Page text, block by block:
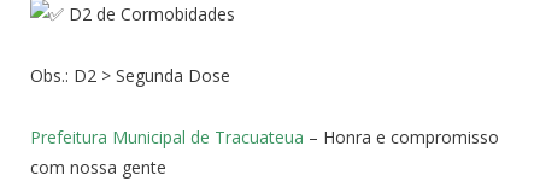
D2 de Cormobidades
Obs.: D2 > Segunda Dose
Prefeitura Municipal de Tracuateua – Honra e compromisso
com nossa gente